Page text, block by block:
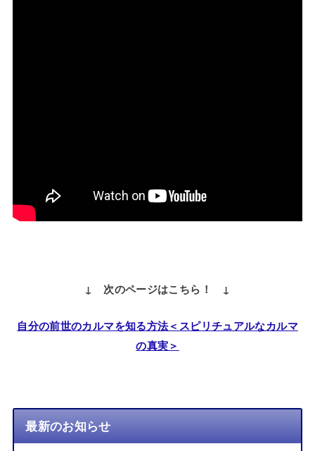
↓ 次のページはこちら！ ↓
自分の前世のカルマを知る方法＜スピリチュアルなカルマ
の真実＞
最新のお知らせ